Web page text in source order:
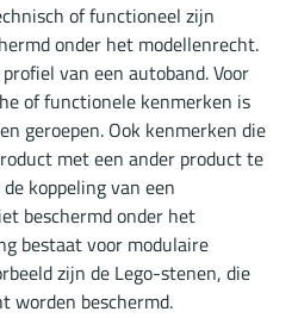
of functioneel zijn
onder het modellenrecht.
van een autoband. Voor
of functionele kenmerken is
geroepen. Ook kenmerken die
met een ander product te
koppeling van een
beschermd onder het
bestaat voor modulaire
zijn de Lego-stenen, die
worden beschermd.